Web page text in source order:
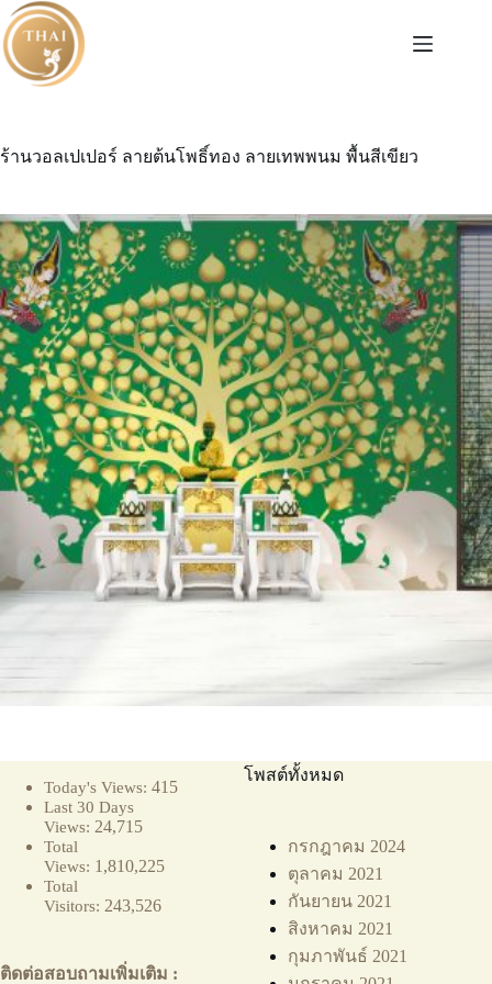
Skip
to
content
ร้านวอลเปเปอร์ ลายต้นโพธิ์ทอง ลายเทพพนม พื้นสีเขียว
Today's Views: 415
Last 30 Days
Views: 24,715
Total
Views: 1,810,225
Total
Visitors: 243,526
ติดต่อสอบถามเพิ่มเติม :
โพสต์ทั้งหมด
กรกฎาคม 2024
ตุลาคม 2021
กันยายน 2021
สิงหาคม 2021
กุมภาพันธ์ 2021